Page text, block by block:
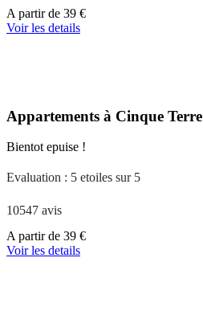
A
partir
A partir de 39 €
Voir les details
Appartements à Cinque Terre
Bientot epuise !
Evaluation : 5 etoiles sur 5
10547 avis
A
partir
A partir de 39 €
Voir les details